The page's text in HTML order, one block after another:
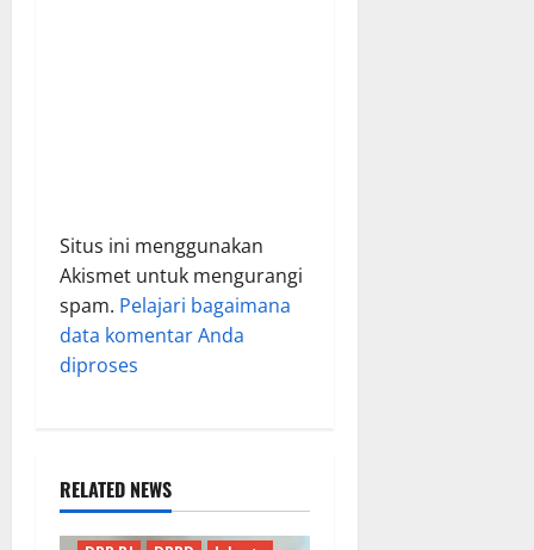
Situs ini menggunakan
Akismet untuk mengurangi
spam. Pelajari bagaimana
data komentar Anda
diproses
RELATED NEWS